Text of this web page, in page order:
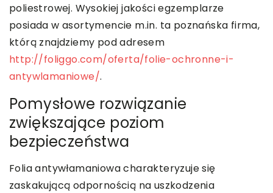
poliestrowej. Wysokiej jakości egzemplarze
posiada w asortymencie m.in. ta poznańska firma,
którą znajdziemy pod adresem
http://foliggo.com/oferta/folie-ochronne-i-
antywlamaniowe/.
Pomysłowe rozwiązanie
zwiększające poziom
bezpieczeństwa
Folia antywłamaniowa charakteryzuje się
zaskakującą odpornością na uszkodzenia